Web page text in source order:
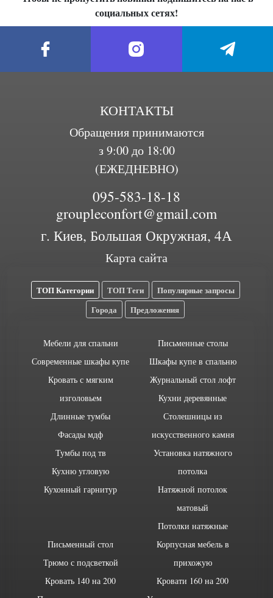
социальных сетях!
КОНТАКТЫ
Обращения принимаются
з 9:00 до 18:00
(ЕЖЕДНЕВНО)
095-583-18-18
groupleconfort@gmail.com
г. Киев, Большая Окружная, 4А
Карта сайта
ТОП Категории ТОП Теги
Популярные запросы
Города
Предложения
Мебели для спальни
Современные шкафы купе
Кровать с мягким
изголовьем
Длинные тумбы
Фасады мдф
Тумбы под тв
Кухню угловую
Кухонный гарнитур
Письменные столы
Шкафы купе в спальню
Журнальный стол лофт
Кухни деревянные
Столешницы из
искусственного камня
Установка натяжного
потолка
Натяжной потолок
матовый
Потолки натяжные
Письменный стол
Трюмо с подсветкой
Кровать 140 на 200
Корпусная мебель в
прихожую
Кровати 160 на 200